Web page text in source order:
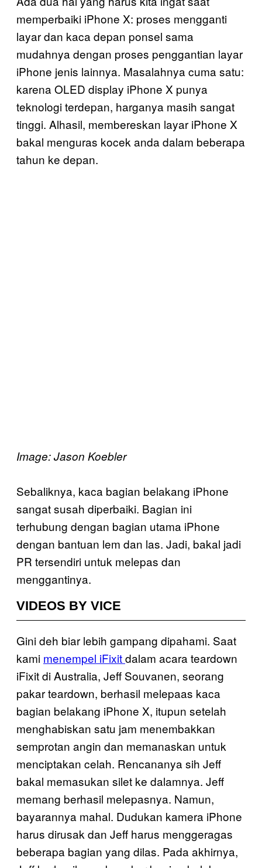
memperbaiki iPhone X: proses mengganti
layar dan kaca depan ponsel sama
mudahnya dengan proses penggantian layar
iPhone jenis lainnya. Masalahnya cuma satu:
karena OLED display iPhone X punya
teknologi terdepan, harganya masih sangat
tinggi. Alhasil, membereskan layar iPhone X
bakal menguras kocek anda dalam beberapa
tahun ke depan.
Image: Jason Koebler
Sebaliknya, kaca bagian belakang iPhone
sangat susah diperbaiki. Bagian ini
terhubung dengan bagian utama iPhone
dengan bantuan lem dan las. Jadi, bakal jadi
PR tersendiri untuk melepas dan
menggantinya.
VIDEOS BY VICE
Gini deh biar lebih gampang dipahami. Saat
kami menempel iFixitdalam acara teardown
iFixit di Australia, Jeff Souvanen, seorang
pakar teardown, berhasil melepaas kaca
bagian belakang iPhone X, itupun setelah
menghabiskan satu jam menembakkan
semprotan angin dan memanaskan untuk
menciptakan celah. Rencananya sih Jeff
bakal memasukan silet ke dalamnya. Jeff
memang berhasil melepasnya. Namun,
bayarannya mahal. Dudukan kamera iPhone
harus dirusak dan Jeff harus menggeragas
beberapa bagian yang dilas. Pada akhirnya,